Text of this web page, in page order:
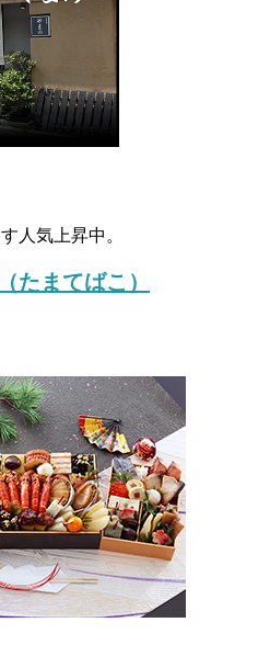
人気上昇中。
たまてばこ）